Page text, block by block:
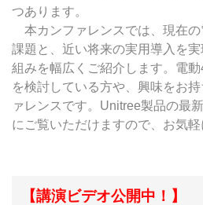
つあります。
本カンファレンスでは、 現在
課題と、近い将来の実用導入を
組みを幅広くご紹介します。電
を検討している方や、興味をお
ァレンスです。Unitree製品の最
にご覧いただけますので、お気軽
【講演ビデオ公開中！】